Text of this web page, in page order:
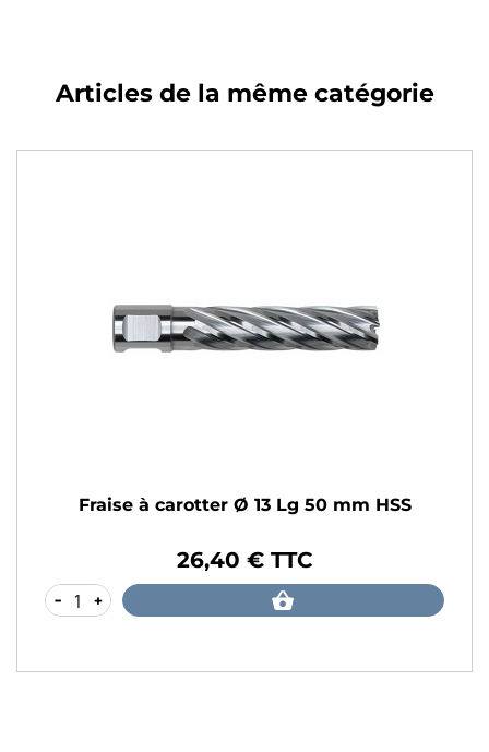
Articles de la même catégorie
Fraise à carotter Ø 13 Lg 50 mm HSS
26,40 € TTC
- +